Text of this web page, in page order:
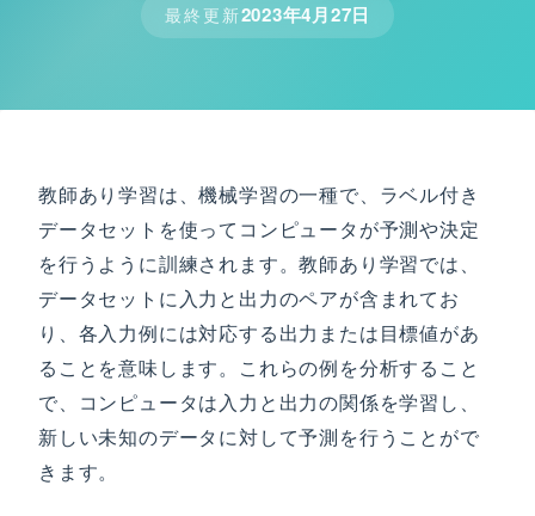
最終更新2023年4月27日
教師あり学習は、機械学習の一種で、ラベル付き
データセットを使ってコンピュータが予測や決定
を行うように訓練されます。教師あり学習では、
データセットに入力と出力のペアが含まれてお
り、各入力例には対応する出力または目標値があ
ることを意味します。これらの例を分析すること
で、コンピュータは入力と出力の関係を学習し、
新しい未知のデータに対して予測を行うことがで
きます。